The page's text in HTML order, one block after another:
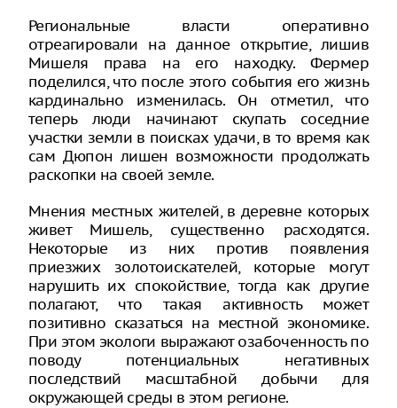
Региональные власти оперативно
отреагировали на данное открытие, лишив
Мишеля права на его находку. Фермер
поделился, что после этого события его жизнь
кардинально изменилась. Он отметил, что
теперь люди начинают скупать соседние
участки земли в поисках удачи, в то время как
сам Дюпон лишен возможности продолжать
раскопки на своей земле.
Мнения местных жителей, в деревне которых
живет Мишель, существенно расходятся.
Некоторые из них против появления
приезжих золотоискателей, которые могут
нарушить их спокойствие, тогда как другие
полагают, что такая активность может
позитивно сказаться на местной экономике.
При этом экологи выражают озабоченность по
поводу потенциальных негативных
последствий масштабной добычи для
окружающей среды в этом регионе.